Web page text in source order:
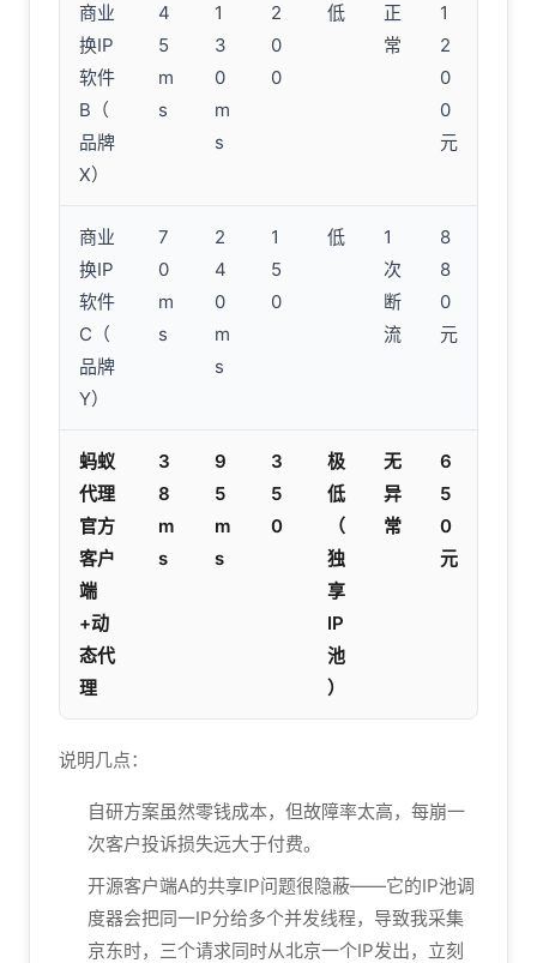
商业
换IP
软件
B（
品牌
X）
4
5
m
s
1
3
0
m
s
2
0
0
低
正
常
1
2
0
0
元
商业
换IP
软件
C（
品牌
Y）
7
0
m
s
2
4
0
m
s
1
5
0
低
1
次
断
流
8
8
0
元
蚂蚁
代理
官方
客户
端
+动
态代
理
3
8
m
s
9
5
m
s
3
5
0
极
低
（
独
享
IP
池
）
无
异
常
6
5
0
元
说明几点：
自研方案虽然零钱成本，但故障率太高，每崩一
次客户投诉损失远大于付费。
开源客户端A的共享IP问题很隐蔽——它的IP池调
度器会把同一IP分给多个并发线程，导致我采集
京东时，三个请求同时从北京一个IP发出，立刻